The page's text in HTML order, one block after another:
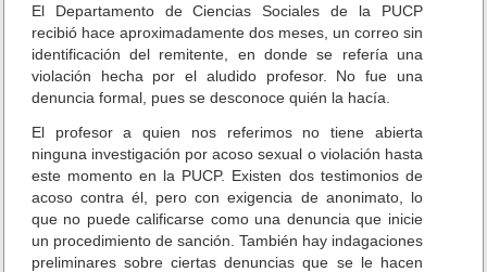
El Departamento de Ciencias Sociales de la PUCP
recibió hace aproximadamente dos meses, un correo sin
identificación del remitente, en donde se refería una
violación hecha por el aludido profesor. No fue una
denuncia formal, pues se desconoce quién la hacía.
El profesor a quien nos referimos no tiene abierta
ninguna investigación por acoso sexual o violación hasta
este momento en la PUCP. Existen dos testimonios de
acoso contra él, pero con exigencia de anonimato, lo
que no puede calificarse como una denuncia que inicie
un procedimiento de sanción. También hay indagaciones
preliminares sobre ciertas denuncias que se le hacen